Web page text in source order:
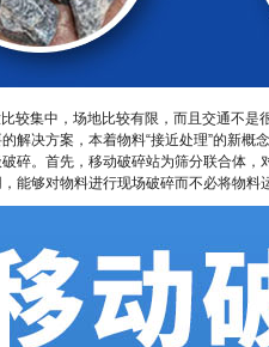
较集中，场地比较有限，而且交通不是
解决方案，本着物料“接近处理”的新
碎。首先，移动破碎站为筛分联合体
能够对物料进行现场破碎而不必将物